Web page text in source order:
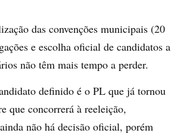
das convenções municipais (20
e escolha oficial de candidatos a
não têm mais tempo a perder.
definido é o PL que já tornou
que concorrerá à reeleição,
não há decisão oficial, porém